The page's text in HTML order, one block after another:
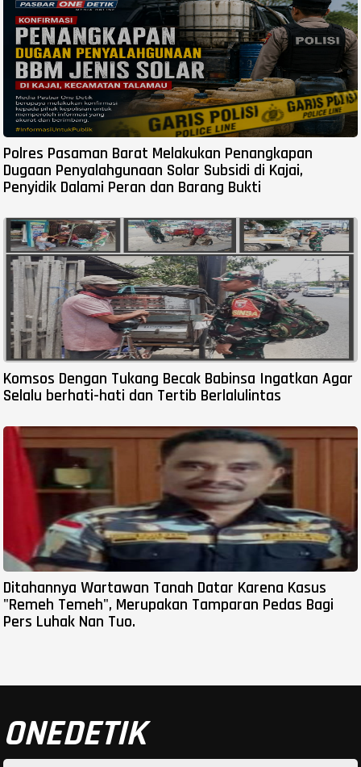
Polres Pasaman Barat Melakukan Penangkapan
Dugaan Penyalahgunaan Solar Subsidi di Kajai,
Penyidik Dalami Peran dan Barang Bukti
Komsos Dengan Tukang Becak Babinsa Ingatkan Agar
Selalu berhati-hati dan Tertib Berlalulintas
Ditahannya Wartawan Tanah Datar Karena Kasus
"Remeh Temeh", Merupakan Tamparan Pedas Bagi
Pers Luhak Nan Tuo.
ONEDETIK